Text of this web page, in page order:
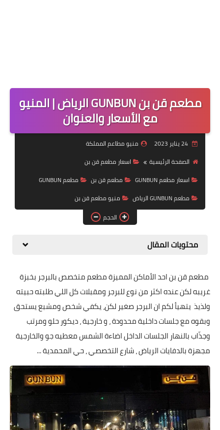
مطعم قن بن GUNBUN الرياض | المنيو
مع الأسعار والعنوان
24 يناير 2023
منيو مطاعم المملكة
الصفحة الرئيسية
اسعار مطعم قن بن
اسعار مطعم GUNBUN
مطعم قن بن
مطعم GUNBUN
مطعم GUNBUN الرياض
منيو مطعم قن بن
الحجم
محتويات المقال
مطعم قن بن احد الأماكن المميزة مطعم متخصص بالبرجر بخبزة
غريبه لكن عنده اكثر من نوع للبرجر ومقبلات كل اللي طلبته حبيته
ولذيذ يتهيأ لكم ان البرجر صغير لكن، يكفي شخص ومشبع يستحق
وبقوه مع جلسات داخلية محدودة ، و خارجية ، ديكور حلو ومرتب
وجذّاب بالنهار الجلسات الداخل اضاءة الشمس معطيه جو والخارجية
مجهزة بالدفايات الرياض ، شارع التخصصي ، حي المحمدية ...